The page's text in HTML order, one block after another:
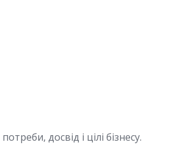
досвід і цілі бізнесу.